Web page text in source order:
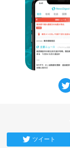
ツイート